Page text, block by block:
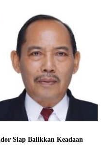
Siap Balikkan Keadaan